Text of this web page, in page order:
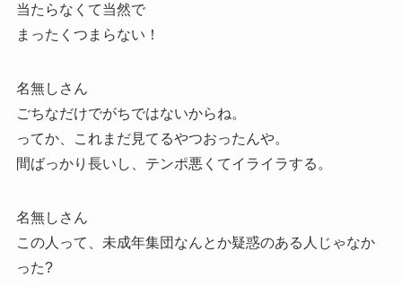
当たらなくて当然で
まったくつまらない！
名無しさん
ごちなだけでがちではないからね。
ってか、これまだ見てるやつおったんや。
間ばっかり長いし、テンポ悪くてイライラする。
名無しさん
この人って、未成年集団なんとか疑惑のある人じゃなか
った?